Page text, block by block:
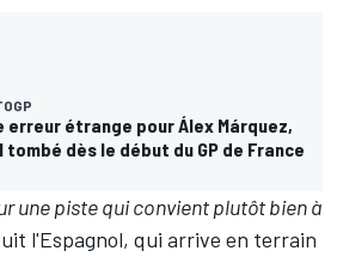
erreur étrange pour Álex Márquez,
tombé dès le début du GP de France
une piste qui convient plutôt bien à
l'Espagnol, qui arrive en terrain